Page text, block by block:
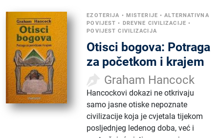
EZOTERIJA • MISTERIJE •ALTERNATIVNA
POVIJEST • DREVNE CIVILIZACIJE •
POVIJEST CIVILIZACIJA
Otisci bogova: Potraga
za početkom i krajem
Graham Hancock
Hancockovi dokazi ne otkrivaju
samo jasne otiske nepoznate
civilizacije koja je cvjetala tijekom
posljednjeg ledenog doba, već i